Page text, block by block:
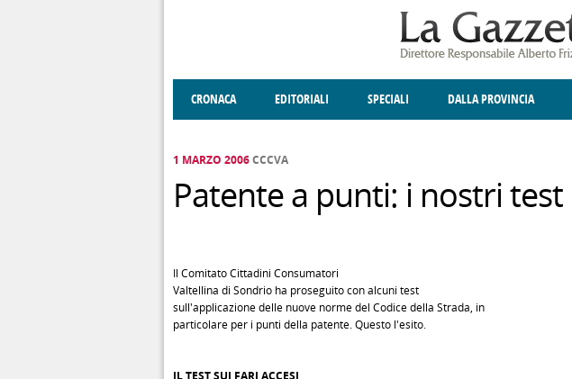
CRONACA EDITORIALI SPECIALI DALLA PROVINCIA
1 MARZO 2006CCCVA
Patente a punti: i nostri test
Il Comitato Cittadini Consumatori
Valtellina di Sondrio ha proseguito con alcuni test
sull'applicazione delle nuove norme del Codice della Strada, in
particolare per i punti della patente. Questo l'esito.
IL TEST SUI FARI ACCESI